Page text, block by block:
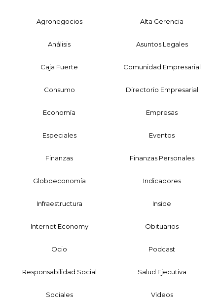
Agronegocios Alta Gerencia
Análisis Asuntos Legales
Caja Fuerte Comunidad Empresarial
Consumo Directorio Empresarial
Economía Empresas
Especiales Eventos
Finanzas Finanzas Personales
Globoeconomía Indicadores
Infraestructura Inside
Internet Economy Obituarios
Ocio Podcast
Responsabilidad Social Salud Ejecutiva
Sociales Videos